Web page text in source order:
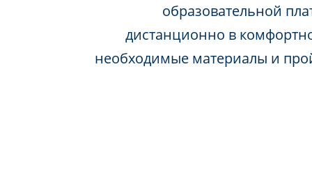
образовательной
дистанционно в
необходимые материалы и